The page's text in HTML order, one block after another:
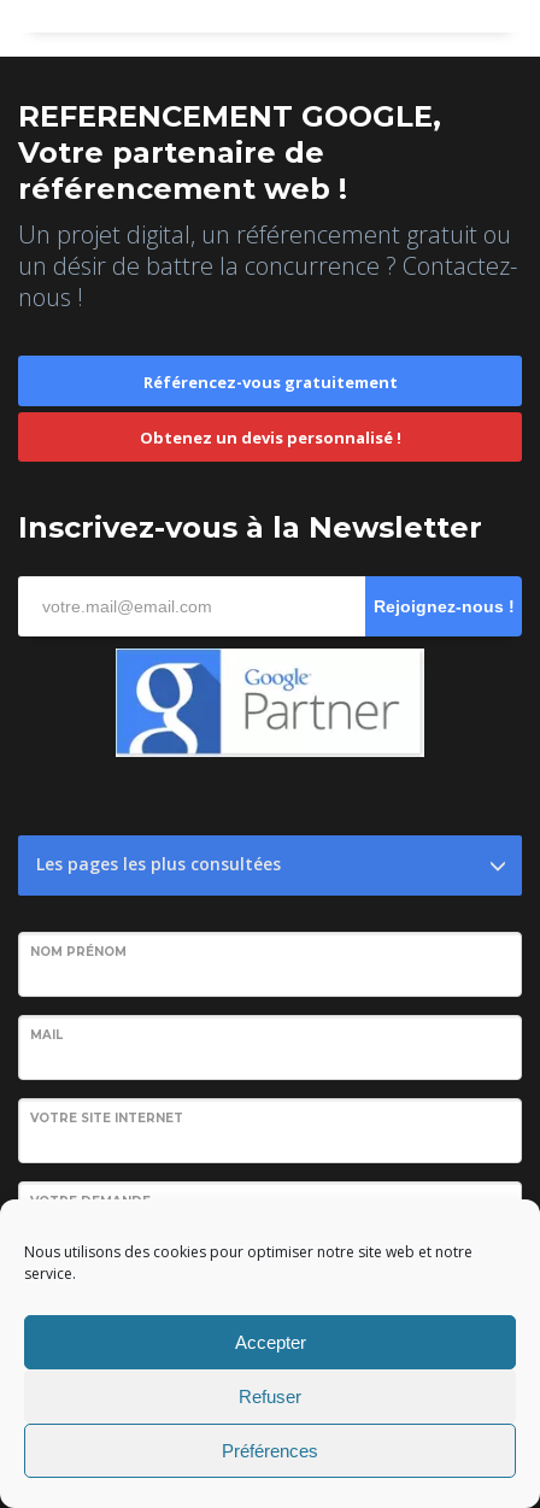
Nous utilisons des cookies pour optimiser notre site web et notre
service.
Accepter
Refuser
Préférences
REFERENCEMENT GOOGLE,
Votre partenaire de
référencement web !
Un projet digital, un référencement gratuit ou
un désir de battre la concurrence ? Contactez-
nous !
Référencez-vous gratuitement
Obtenez un devis personnalisé !
Inscrivez-vous à la Newsletter
Rejoignez-nous !
Les pages les plus consultées
NOM PRÉNOM
MAIL
VOTRE SITE INTERNET
VOTRE DEMANDE